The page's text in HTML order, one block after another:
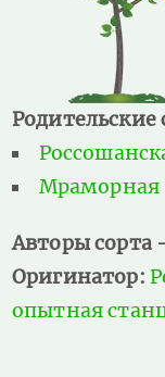
Родительские
Мраморная
Авторы сорта
Оригинатор:
опытная